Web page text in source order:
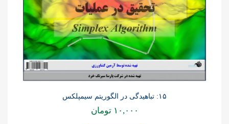
۱۵: تباهیدگی در الگوریتم سیمپلکس
۱۰,۰۰۰ تومان